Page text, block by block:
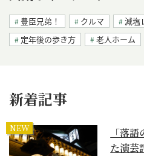
豊臣兄弟！ クルマ 減塩
定年後の歩き方
老人ホーム
新着記事
NEW
「落
た演芸